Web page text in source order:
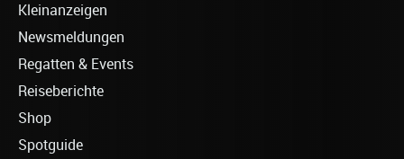
Kleinanzeigen
Newsmeldungen
Regatten & Events
Reiseberichte
Shop
Spotguide